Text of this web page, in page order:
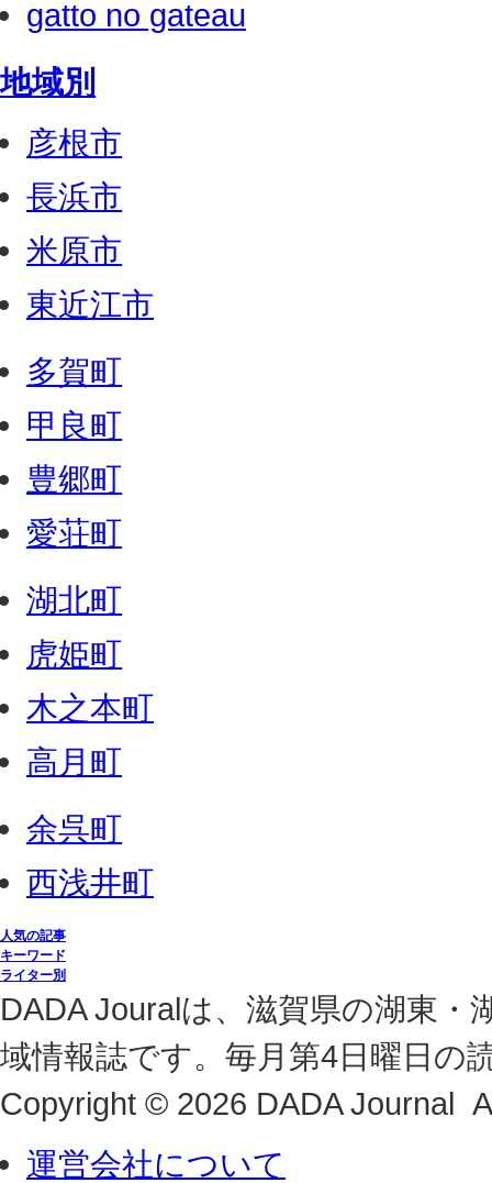
gatto no gateau
地域別
彦根市
長浜市
米原市
東近江市
多賀町
甲良町
豊郷町
愛荘町
湖北町
虎姫町
木之本町
高月町
余呉町
西浅井町
人気の記事
キーワード
ライター別
DADA Jouralは、滋賀県の湖東
域情報誌です。毎月第4日曜日の
Copyright © 2026 DADA Journal
運営会社について